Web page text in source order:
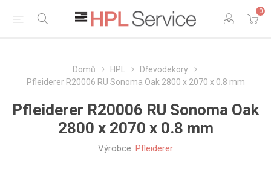
0
Domů HPL
Dřevodekory
Pfleiderer R20006 RU Sonoma Oak 2800 x 2070 x 0.8 mm
Pfleiderer R20006 RU Sonoma Oak
2800 x 2070 x 0.8 mm
Výrobce: Pfleiderer